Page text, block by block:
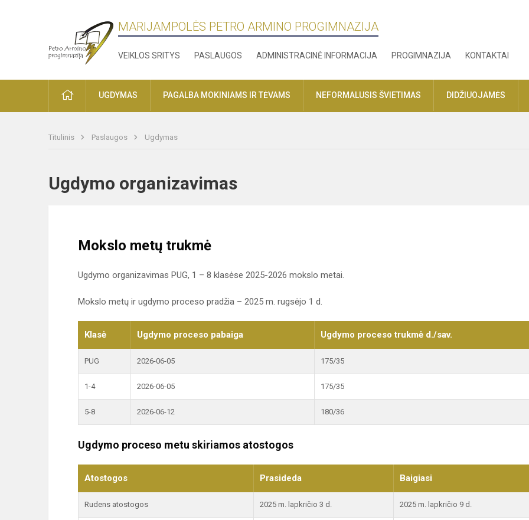
MARIJAMPOLĖS PETRO ARMINO PROGIMNAZIJA
VEIKLOS SRITYS PASLAUGOS ADMINISTRACINĖ INFORMACIJA PROGIMNAZIJA KONTAKTAI
PRADŽIAUGDYMAS PAGALBA MOKINIAMS IR TĖVAMS NEFORMALUSIS ŠVIETIMAS DIDŽIUOJAMĖS
Titulinis Paslaugos Ugdymas
Ugdymo organizavimas
Mokslo metų trukmė
Ugdymo organizavimas PUG, 1 – 8 klasėse 2025-2026 mokslo metai.
Mokslo metų ir ugdymo proceso pradžia – 2025 m. rugsėjo 1 d.
Klasė Ugdymo proceso pabaiga Ugdymo proceso trukmė d./sav.
PUG 2026-06-05 175/35
1-4 2026-06-05 175/35
5-8 2026-06-12 180/36
Ugdymo proceso metu skiriamos atostogos
Atostogos Prasideda Baigiasi
Rudens atostogos 2025 m. lapkričio 3 d. 2025 m. lapkričio 9 d.